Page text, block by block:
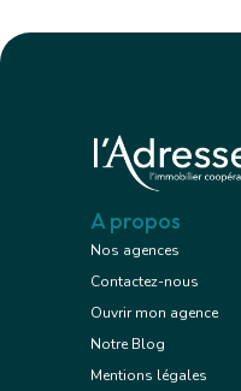
A propos
Nos agences
Contactez-nous
Ouvrir mon agence
Notre Blog
Mentions légales